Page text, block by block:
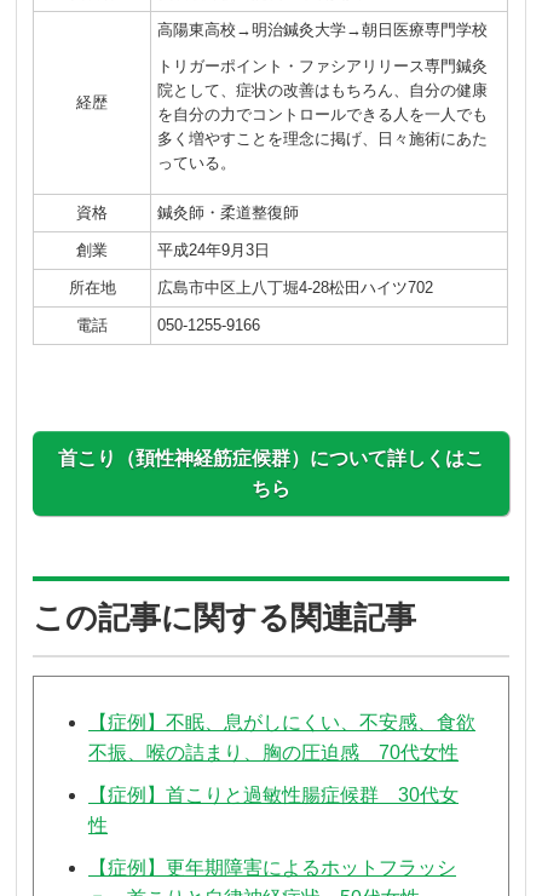
経歴
高陽東高校→明治鍼灸大学→朝日医療専門学校
トリガーポイント・ファシアリリース専門鍼灸
院として、症状の改善はもちろん、自分の健康
を自分の力でコントロールできる人を一人でも
多く増やすことを理念に掲げ、日々施術にあた
っている。
資格 鍼灸師・柔道整復師
創業 平成24年9月3日
所在地 広島市中区上八丁堀4-28松田ハイツ702
電話 050-1255-9166
首こり（頚性神経筋症候群）について詳しくはこ
ちら
この記事に関する関連記事
【症例】不眠、息がしにくい、不安感、食欲
不振、喉の詰まり、胸の圧迫感 70代女性
【症例】首こりと過敏性腸症候群 30代女
性
【症例】更年期障害によるホットフラッシ